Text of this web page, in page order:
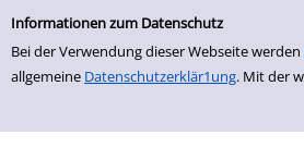
Einfache Suche
Informationen zum Datenschutz
Bei der Verwendung dieser Webseite werden
allgemeine Datenschutzerklär1ung. Mit der
zur Navigation springen
zum Inhalt springen
Zu den Suchfiltern springen
Zur Trefferliste springen